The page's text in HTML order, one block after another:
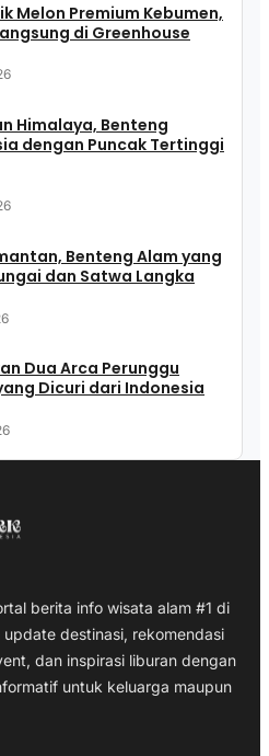
Melon Premium Kebumen,
di Greenhouse
Himalaya, Benteng
dengan Puncak Tertinggi
Benteng Alam yang
dan Satwa Langka
Dua Arca Perunggu
Dicuri dari Indonesia
berita info wisata alam #1 di
destinasi, rekomendasi
dan inspirasi liburan dengan
untuk keluarga maupun